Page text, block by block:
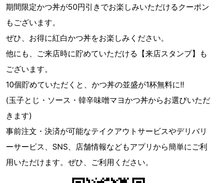
期間限定かつ丼が50円引きでお楽しみいただけるクーポン
もございます。
ぜひ、お得に紅白かつ丼をお楽しみください。
他にも、ご来店時に貯めていただける【来店スタンプ】も
ございます。
10個貯めていただくと、かつ丼の並盛が1杯無料に!!
(玉子とじ・ソース・韓辛味噌マヨかつ丼からお選びいただ
きます)
事前注文・決済が可能なテイクアウトサービスやデリバリ
ーサービス、SNS、店舗情報などもアプリから簡単にご利
用いただけます。ぜひ、ご利用ください。